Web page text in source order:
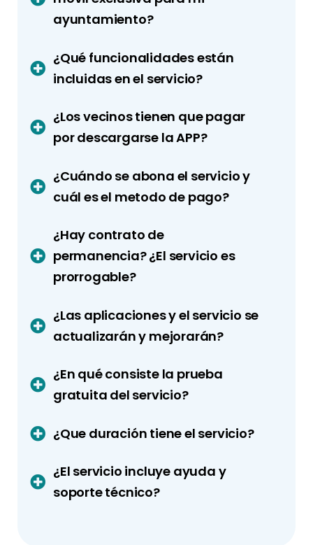
ayuntamiento?
¿Qué funcionalidades están
incluidas en el servicio?
¿Los vecinos tienen que pagar
por descargarse la APP?
¿Cuándo se abona el servicio y
cuál es el metodo de pago?
¿Hay contrato de
permanencia? ¿El servicio es
prorrogable?
¿Las aplicaciones y el servicio se
actualizarán y mejorarán?
¿En qué consiste la prueba
gratuita del servicio?
¿Que duración tiene el servicio?
¿El servicio incluye ayuda y
soporte técnico?